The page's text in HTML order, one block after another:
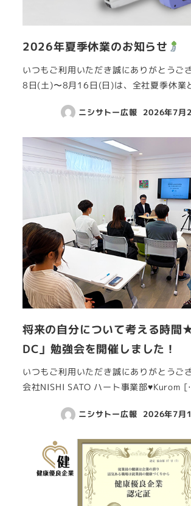
2026年夏季休業のお知らせ
いつもご利用いただき誠にありがとうご
8日(土)〜8月16日(日)は、全社夏季休
ニシサトー広報 2026年7月
将来の自分について考える時間
DC」勉強会を開催しました！
いつもご利用いただき誠にありがとうご
会社NISHI SATO ハート事業部♥Kurom
ニシサトー広報 2026年7月